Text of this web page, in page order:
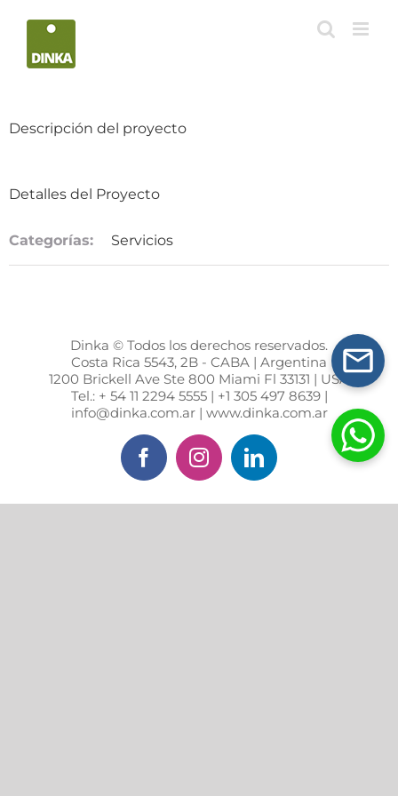
Descripción del proyecto
Detalles del Proyecto
Categorías: Servicios
Dinka © Todos los derechos reservados.
Costa Rica 5543, 2B - CABA | Argentina
1200 Brickell Ave Ste 800 Miami Fl 33131 | USA
Tel.: + 54 11 2294 5555 | +1 305 497 8639 |
info@dinka.com.ar | www.dinka.com.ar
FacebookInstagramLinkedIn